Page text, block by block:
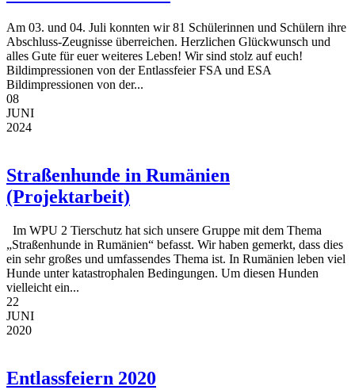
Am 03. und 04. Juli konnten wir 81 Schülerinnen und Schülern ihre
Abschluss-Zeugnisse überreichen. Herzlichen Glückwunsch und
alles Gute für euer weiteres Leben! Wir sind stolz auf euch!
Bildimpressionen von der Entlassfeier FSA und ESA
Bildimpressionen von der...
08
JUNI
2024
Straßenhunde in Rumänien
(Projektarbeit)
Im WPU 2 Tierschutz hat sich unsere Gruppe mit dem Thema
„Straßenhunde in Rumänien“ befasst. Wir haben gemerkt, dass dies
ein sehr großes und umfassendes Thema ist. In Rumänien leben viel
Hunde unter katastrophalen Bedingungen. Um diesen Hunden
vielleicht ein...
22
JUNI
2020
Entlassfeiern 2020